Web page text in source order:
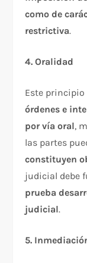
como de
restrictiva.​
4. Oralidad
Este
órdenes e
por vía oral,
las partes
constituyen
judicial debe
prueba
judicial.​
5.